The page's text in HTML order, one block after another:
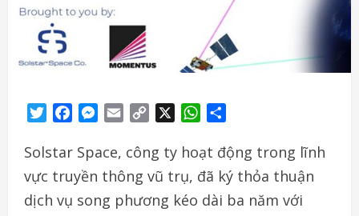
TwitterFacebookMessenger
Email
Copy
WhatsApp
Solstar Space, công ty hoạt động trong lĩnh
vực truyền thông vũ trụ, đã ký thỏa thuận
dịch vụ song phương kéo dài ba năm với